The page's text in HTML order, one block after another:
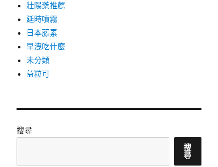
壯陽藥推薦
延時噴霧
日本藤素
早洩吃什麼
未分類
益粒可
搜尋
搜
尋